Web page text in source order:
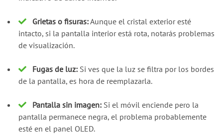
Grietas o fisuras:Aunque el cristal exterior esté
intacto, si la pantalla interior está rota, notarás problemas
de visualización.
Fugas de luz:Si ves que la luz se filtra por los bordes
de la pantalla, es hora de reemplazarla.
Pantalla sin imagen:Si el móvil enciende pero la
pantalla permanece negra, el problema probablemente
esté en el panel OLED.